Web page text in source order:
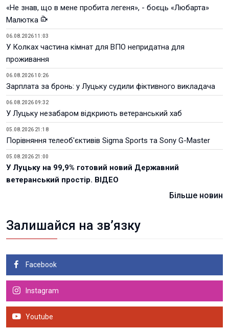
«Не знав, що в мене пробита легеня», - боєць «Любарта»
Малютка
06.08.2026 11:03
У Колках частина кімнат для ВПО непридатна для
проживання
06.08.2026 10:26
Зарплата за бронь: у Луцьку судили фіктивного викладача
06.08.2026 09:32
У Луцьку незабаром відкриють ветеранський хаб
05.08.2026 21:18
Порівняння телеоб'єктивів Sigma Sports та Sony G-Master
05.08.2026 21:00
У Луцьку на 99,9% готовий новий Державний
ветеранський простір. ВІДЕО
Більше новин
Залишайся на зв’язку
Facebook
Instagram
Youtube